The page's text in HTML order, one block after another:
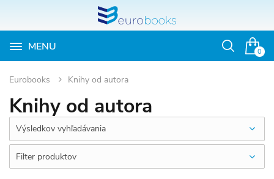
0
MENU
Otvoriť
Eurobooks Knihy od autora
Knihy od autora
Výsledkov vyhľadávania
Filter produktov